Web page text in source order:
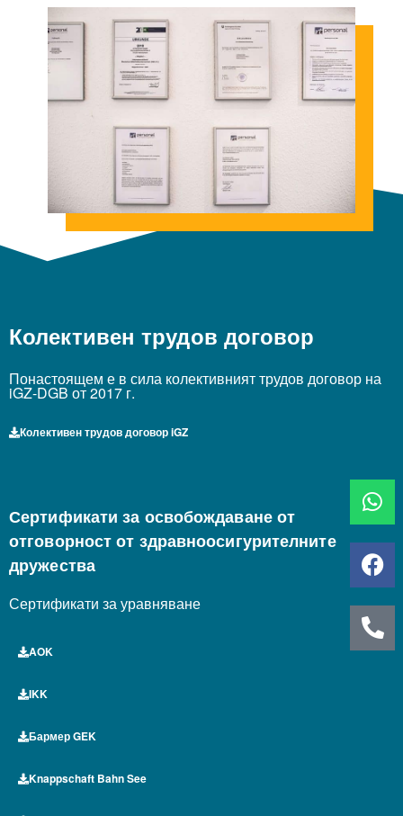
Колективен трудов договор
Понастоящем е в сила колективният трудов договор на
iGZ-DGB от 2017 г.
Колективен трудов договор iGZ
Сертификати за освобождаване от
отговорност от здравноосигурителните
дружества
Сертификати за уравняване
AOK
IKK
Бармер GEK
Knappschaft Bahn See